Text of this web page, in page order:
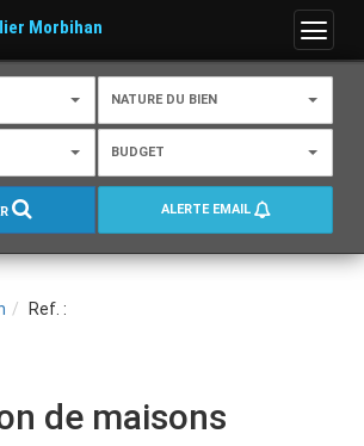
Menu
Morbihan
NATURE DU BIEN
BUDGET
ALERTE EMAIL
Ref. :
de maisons